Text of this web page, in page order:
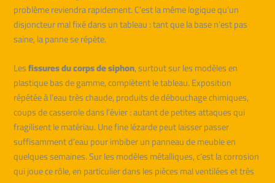
problème reviendra rapidement. C’est la même logique qu’un
disjoncteur mal fixé dans un tableau : tant que la base n’est pas
saine, la panne se répète.
Lesfissures du corps de siphon, surtout sur les modèles en
plastique bas de gamme, complètent le tableau. Exposition
répétée à l’eau très chaude, produits de débouchage chimiques,
coups de casserole dans l’évier : autant de petites attaques qui
fragilisent le matériau. Une fine lézarde peut laisser passer
suffisamment d’eau pour imbiber un panneau de meuble en
quelques semaines. Sur les modèles métalliques, c’est la corrosion
qui joue ce rôle, en particulier dans les pièces mal ventilées et très